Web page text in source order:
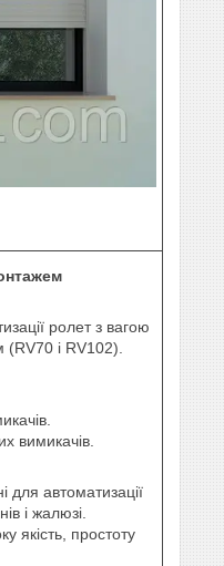
ролет з вагою
і RV102).
вимикачів.
для автоматизації
і жалюзі.
якість, простоту